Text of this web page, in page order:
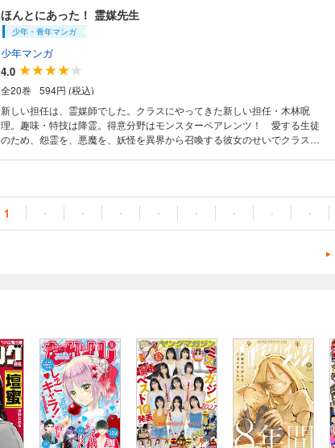
ほんとにあった！ 霊媒先生
少年・青年マンガ
少年マンガ
4.0
全20巻
594円 (税込)
新しい担任は、霊媒師でした。クラスにやってきた新しい担任・木林呪
理。趣味・特技は降霊。得意分野はモンスターペアレンツ！ 愛する生徒
のため、怨霊を、悪魔を、妖怪を異界から召喚する彼女のせいでクラスは
1 ・ ・ ・ ・ ・ ・ ・ ・